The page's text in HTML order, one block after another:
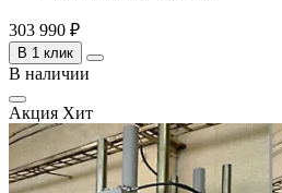
303 990 ₽
В 1 клик
В наличии
Акция Хит